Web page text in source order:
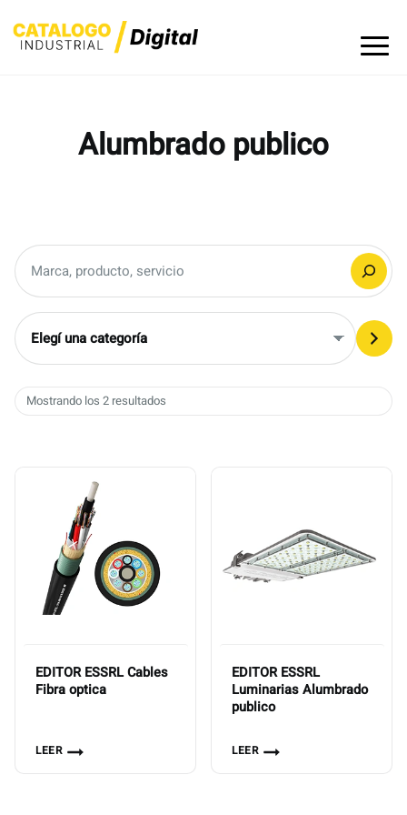
to
Alumbrado publico
Mostrando los 2 resultados
EDITOR ESSRL Cables
Fibra optica
LEER
EDITOR ESSRL
Luminarias Alumbrado
publico
LEER
Elegí
una
categoría